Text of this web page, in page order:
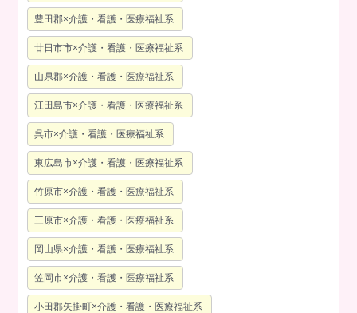
豊田郡×介護・看護・医療福祉系
廿日市市×介護・看護・医療福祉系
山県郡×介護・看護・医療福祉系
江田島市×介護・看護・医療福祉系
呉市×介護・看護・医療福祉系
東広島市×介護・看護・医療福祉系
竹原市×介護・看護・医療福祉系
三原市×介護・看護・医療福祉系
岡山県×介護・看護・医療福祉系
笠岡市×介護・看護・医療福祉系
小田郡矢掛町×介護・看護・医療福祉系